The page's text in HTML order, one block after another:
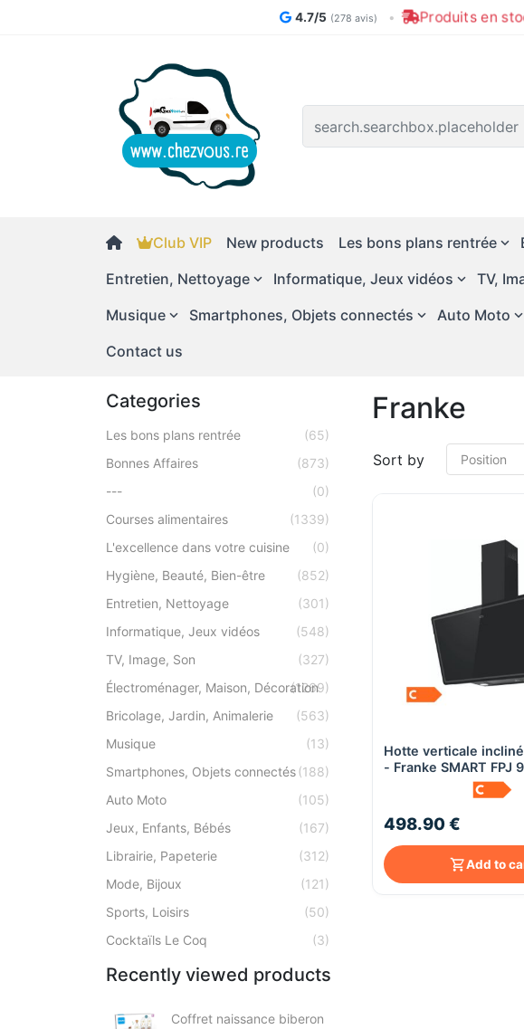
4.7/5 (278 avis) • Produits en
Club VIP New products Les bons plans rentrée
Entretien, Nettoyage
Informatique, Jeux vidéos TV,
Musique
Smartphones, Objets connectés Auto Moto
Contact us
Categories
Les bons plans rentrée
(65)
Bonnes Affaires
(873)
---
(0)
Courses alimentaires
(1339)
L'excellence dans votre cuisine
(0)
Hygiène, Beauté, Bien-être
(852)
Entretien, Nettoyage
(301)
Informatique, Jeux vidéos
(548)
TV, Image, Son
(327)
Électroménager, Maison, Décoration
(1269)
Bricolage, Jardin, Animalerie
(563)
Musique
(13)
Smartphones, Objets connectés(188)
Auto Moto
(105)
Jeux, Enfants, Bébés
(167)
Librairie, Papeterie
(312)
Mode, Bijoux
(121)
Sports, Loisirs
(50)
Cocktaïls Le Coq
(3)
Recently viewed products
Coffret naissance biberon
Franke
Sort by
Quick
Hotte verticale
- Franke SMART FPJ
498.90 €
Add to